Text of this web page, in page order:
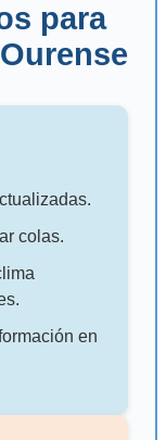
para
colas.
en